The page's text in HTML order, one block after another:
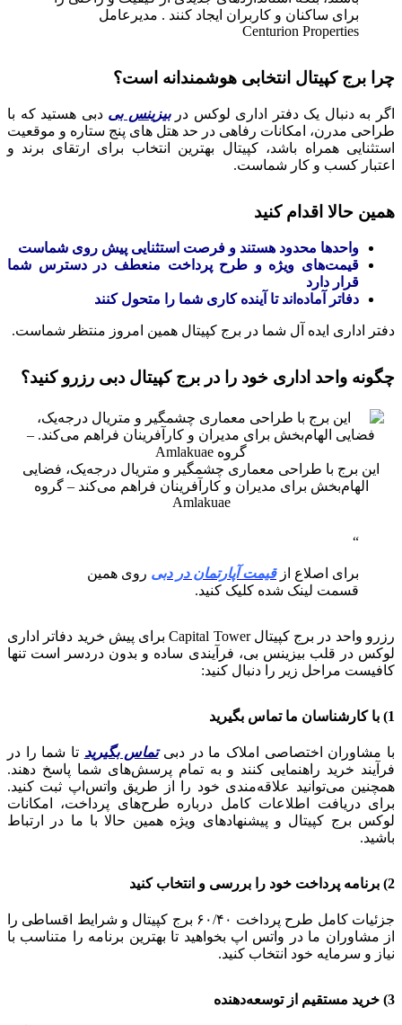
برای ساکنان و کاربران ایجاد کنند . مدیرعامل
Centurion Properties
چرا برج کپیتال انتخابی هوشمندانه است؟
اگر به دنبال یک دفتر اداری لوکس دربیزینس بی دبی هستید که با
طراحی مدرن، امکانات رفاهی در حد هتل‌ های پنج‌ ستاره و موقعیت
استثنایی همراه باشد، کپیتال بهترین انتخاب برای ارتقای برند و
اعتبار کسب‌ و کار شماست.
همین حالا اقدام کنید
واحدها محدود هستند و فرصت استثنایی پیش روی شماست
قیمت‌های ویژه و طرح پرداخت منعطف در دسترس شما
قرار دارد
دفاتر آماده‌اند تا آینده کاری شما را متحول کنند
دفتر اداری ایده‌ آل شما در برج کپیتال همین امروز منتظر شماست.
چگونه واحد اداری خود را در برج کپیتال دبی رزرو کنید؟
این برج با طراحی معماری چشمگیر و متریال درجه‌یک، فضایی
الهام‌بخش برای مدیران و کارآفرینان فراهم می‌کند – گروه
Amlakuae
برای اصلاع ازقیمت آپارتمان در دبی روی همین
قسمت لینک شده کلیک کنید.
رزرو واحد در برج کپیتال Capital Tower برای پیش‌ خرید دفاتر اداری
لوکس در قلب بیزینس بی، فرآیندی ساده و بدون دردسر است تنها
کافیست مراحل زیر را دنبال کنید:
1) با کارشناسان ما تماس بگیرید
با مشاوران اختصاصی املاک ما در دبیتماس بگیرید تا شما را در
فرآیند خرید راهنمایی کنند و به تمام پرسش‌های شما پاسخ دهند.
همچنین می‌توانید علاقه‌مندی خود را از طریق واتس‌اپ ثبت کنید.
برای دریافت اطلاعات کامل درباره طرح‌های پرداخت، امکانات
لوکس برج کپیتال و پیشنهادهای ویژه همین حالا با ما در ارتباط
باشید.
2) برنامه پرداخت خود را بررسی و انتخاب کنید
جزئیات کامل طرح پرداخت ۶۰/۴۰ برج کپیتال و شرایط اقساطی را
از مشاوران ما در واتس‌ اپ بخواهید تا بهترین برنامه را متناسب با
نیاز و سرمایه خود انتخاب کنید.
3) خرید مستقیم از توسعه‌دهنده